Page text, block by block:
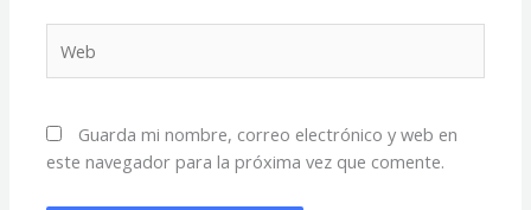
Guarda mi nombre, correo electrónico y web en
este navegador para la próxima vez que comente.